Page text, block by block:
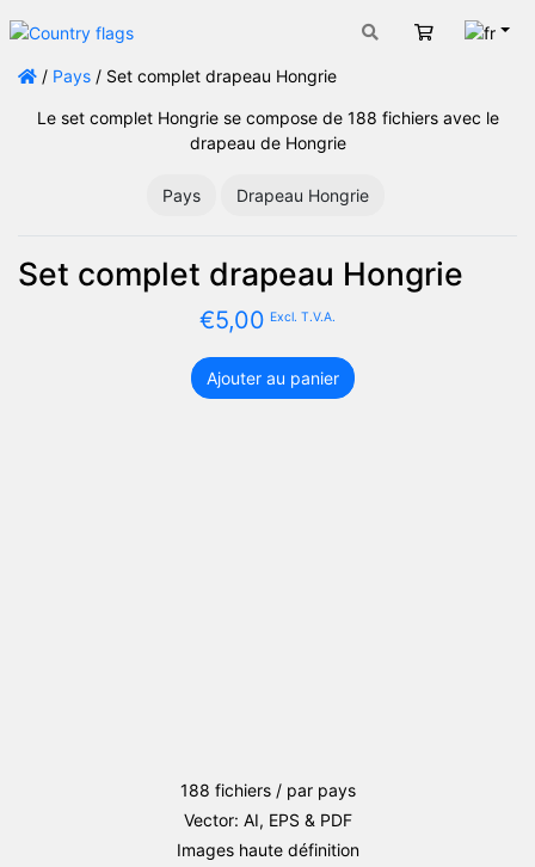
Panier
/ Pays / Set complet drapeau Hongrie
Le set complet Hongrie se compose de 188 fichiers avec le
drapeau de Hongrie
Pays Drapeau Hongrie
Set complet drapeau Hongrie
€5,00 Excl. T.V.A.
quantité
Ajouter au panier
188 fichiers / par pays
Vector: AI, EPS & PDF
Images haute définition